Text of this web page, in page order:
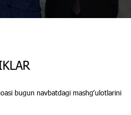
bugun navbatdagi mashgʻulotlarini